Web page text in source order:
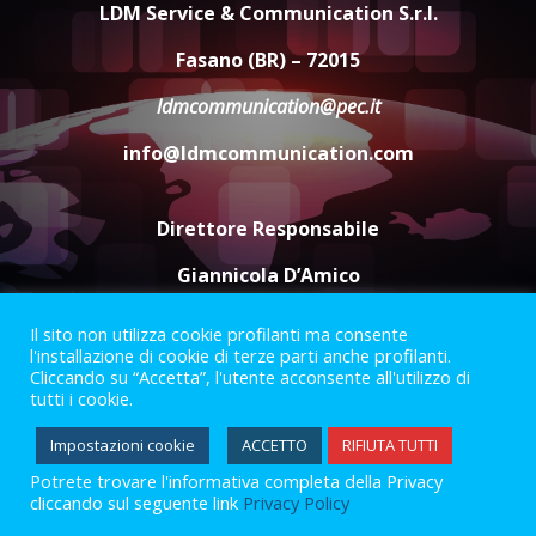
ottenere l’iscrizione
8 Agosto 2026 19:55
La Banda Città di Fasano apre
ufficialmente la Festa di
Savelletri
8 Agosto 2026 11:00
LDM Service & Communication S.r.l.
Fasano (BR) – 72015
ldmcommunication@pec.it
info@ldmcommunication.com
Direttore Responsabile
Giannicola D’Amico
Termini e Condizioni
Privacy Policy
Informazioni Legali
Facebook
Instagram
Youtube
2023 © Gofasano|Powered byCreativestudio
Il sito non utilizza cookie profilanti ma consente
l'installazione di cookie di terze parti anche profilanti.
Cliccando su “Accetta”, l'utente acconsente all'utilizzo di
tutti i cookie.
Impostazioni cookie ACCETTO RIFIUTA TUTTI
Potrete trovare l'informativa completa della Privacy
cliccando sul seguente link Privacy Policy